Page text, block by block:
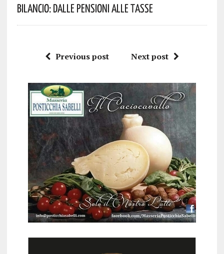
Bilancio: Dalle Pensioni Alle Tasse
Previous post Next post